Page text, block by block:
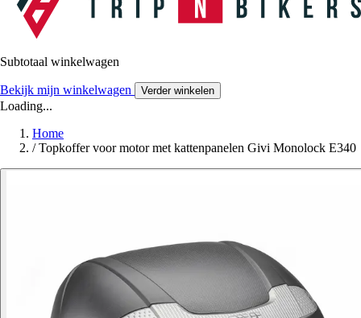
Subtotaal winkelwagen
Bekijk mijn winkelwagen Verder winkelen
Loading...
Home
/ Topkoffer voor motor met kattenpanelen Givi Monolock E340